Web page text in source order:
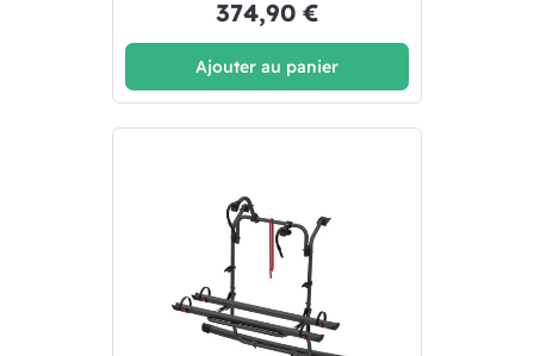
374,90 €
Ajouter au panier